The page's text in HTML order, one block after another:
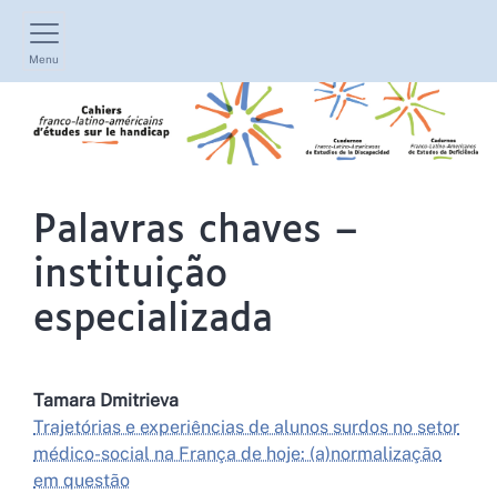
Menu
Palavras chaves –
instituição
especializada
Tamara Dmitrieva
Trajetórias e experiências de alunos surdos no setor
médico-social na França de hoje: (a)normalização
em questão